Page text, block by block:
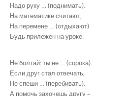
Надо руку … (поднимать).
На математике считают,
На перемене … (отдыхают)
Будь прилежен на уроке.
Не болтай: ты не … (сорока).
Если друг стал отвечать,
Не спеши … (перебивать).
А помочь захочешь другу –